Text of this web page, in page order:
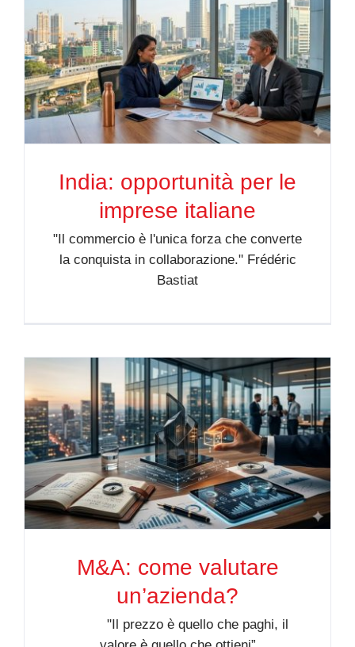
India: opportunità per le
imprese italiane
"Il commercio è l'unica forza che converte
la conquista in collaborazione." Frédéric
Bastiat
M&A: come valutare
un’azienda?
"Il prezzo è quello che paghi, il